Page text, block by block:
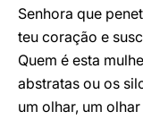
Senhora que
teu coração e
Quem é esta
abstratas ou os
um olhar, um